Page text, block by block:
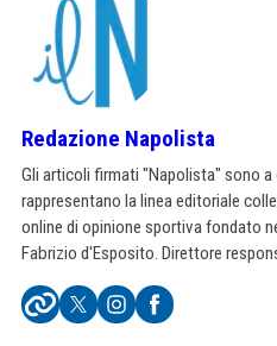
Redazione Napolista
Gli articoli firmati "Napolista" sono a
rappresentano la linea editoriale
online di opinione sportiva fondato
Fabrizio d'Esposito. Direttore